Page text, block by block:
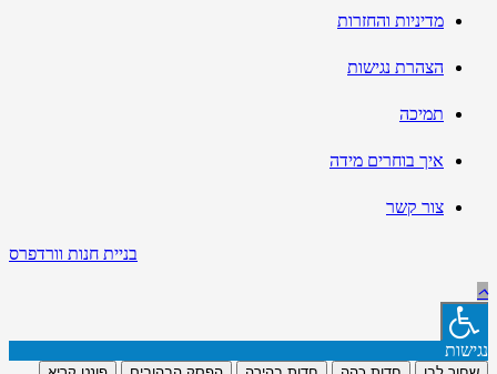
מדיניות והחזרות
הצהרת נגישות
תמיכה
איך בוחרים מידה
צור קשר
בניית חנות וורדפרס
נגישות